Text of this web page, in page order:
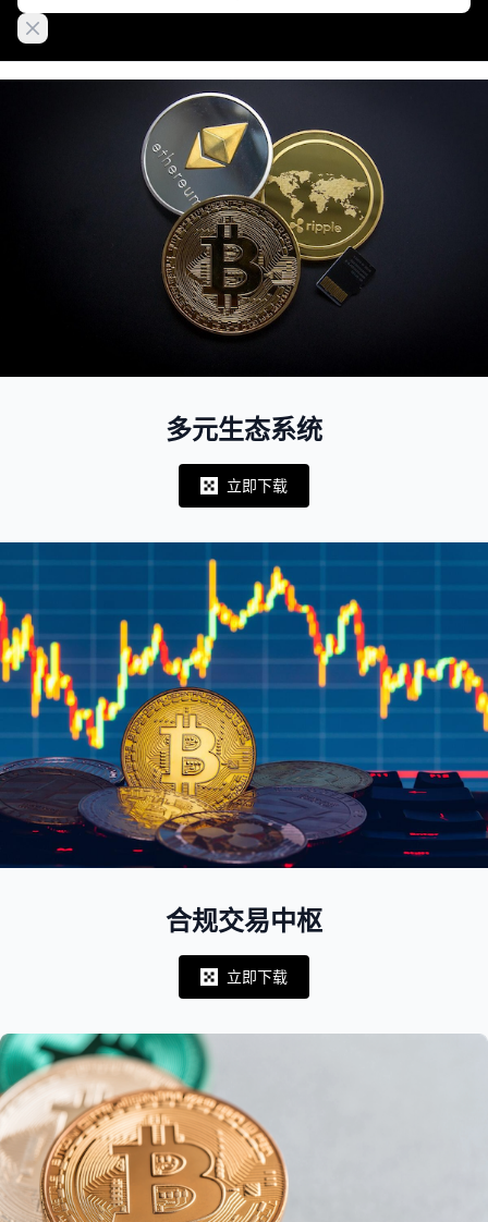
Close banner
多元生态系统
Notifications
立即下载
合规交易中枢
Notifications
立即下载